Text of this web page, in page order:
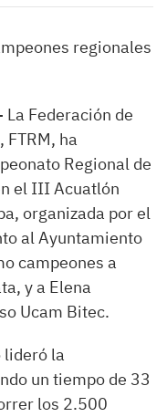
regionales
Federación de
ha
Regional de
el III Acuatlón
organizada por el
al Ayuntamiento
campeones a
y a Elena
Ucam Bitec.
lideró la
un tiempo de 33
los 2.500